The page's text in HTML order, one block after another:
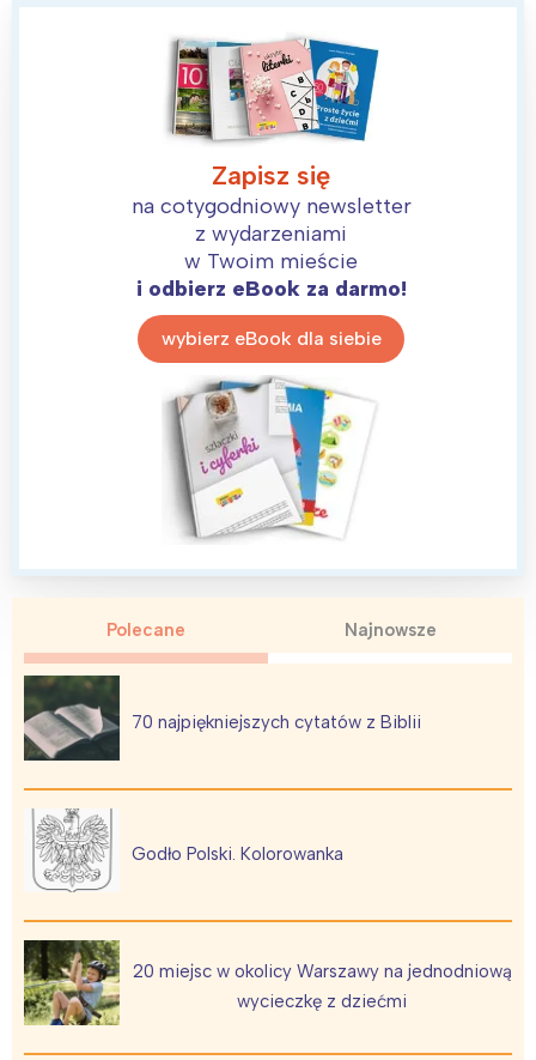
Zapisz się
na cotygodniowy newsletter
z wydarzeniami
w Twoim mieście
i odbierz eBook za darmo!
wybierz eBook dla siebie
Polecane Najnowsze
70 najpiękniejszych cytatów z Biblii
Godło Polski. Kolorowanka
20 miejsc w okolicy Warszawy na jednodniową
wycieczkę z dziećmi